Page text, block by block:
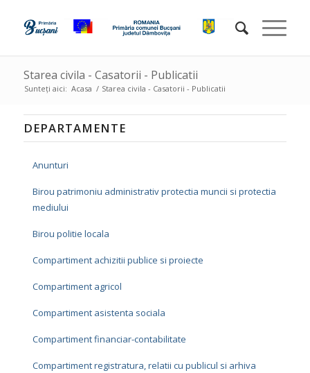
Starea civila - Casatorii - Publicatii
Sunteți aici: Acasa / Starea civila - Casatorii - Publicatii
DEPARTAMENTE
Anunturi
Birou patrimoniu administrativ protectia muncii si protectia
mediului
Birou politie locala
Compartiment achizitii publice si proiecte
Compartiment agricol
Compartiment asistenta sociala
Compartiment financiar-contabilitate
Compartiment registratura, relatii cu publicul si arhiva